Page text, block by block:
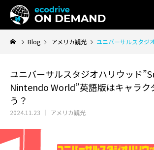
アメリカ生活／移住
Blog アメリカ観光 ユニバーサルスタジオハリウッド”Super
ユニバーサルスタジオハリウッド
Nintendo World”英語版はキャラク
う？
2024.11.23 アメリカ観光